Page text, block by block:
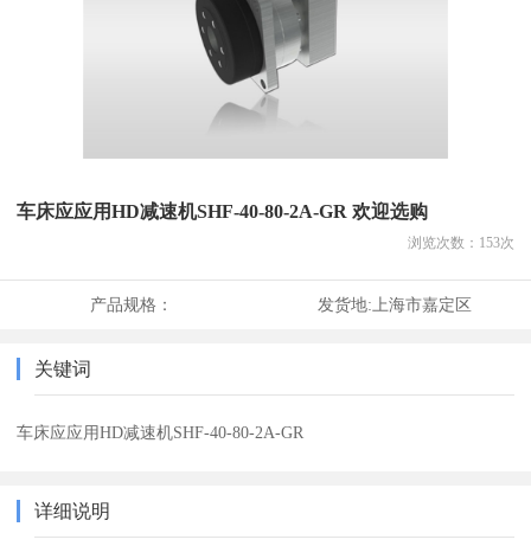
车床应应用HD减速机SHF-40-80-2A-GR 欢迎选购
浏览次数： 153次
产品规格： 发货地: 上海市嘉定区
关键词
车床应应用HD减速机SHF-40-80-2A-GR
详细说明